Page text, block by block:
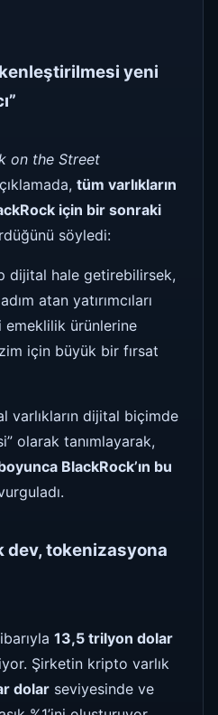
yeni
on the Street
tüm varlıkların
için bir sonraki
söyledi:
dijital hale getirebilirsek,
atan yatırımcıları
emeklilik ürünlerine
için büyük bir fırsat
varlıkların dijital biçimde
olarak tanımlayarak,
BlackRock’ın bu
dev, tokenizasyona
13,5 trilyon dolar
Şirketin kripto varlık
dolar seviyesinde ve